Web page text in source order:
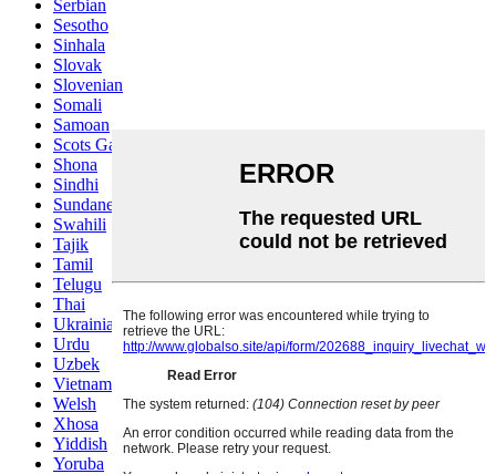
Serbian
Sesotho
Sinhala
Slovak
Slovenian
Somali
Samoan
Scots Gaelic
Shona
Sindhi
Sundanese
Swahili
Tajik
Tamil
Telugu
Thai
Ukrainian
Urdu
Uzbek
Vietnamese
Welsh
Xhosa
Yiddish
Yoruba